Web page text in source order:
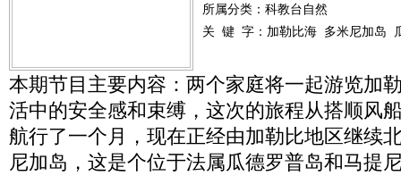
所属分类：科教台自然
关 键 字： 加勒比海 多米尼加岛
本期节目主要内容：两个家庭将一起游览加
活中的安全感和束缚，这次的旅程从搭顺风
航行了一个月，现在正经由加勒比地区继续
尼加岛，这是个位于法属瓜德罗普岛和马提